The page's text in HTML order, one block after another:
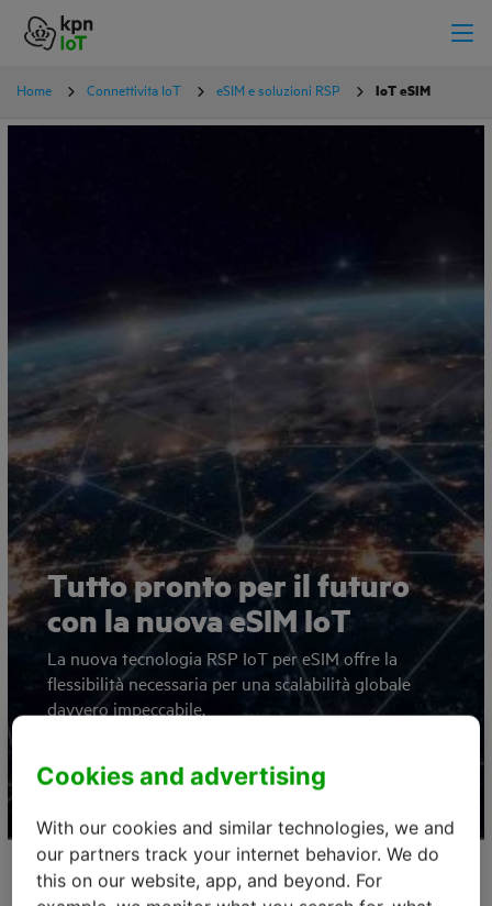
Home Connettivita IoT eSIM e soluzioni RSP IoT eSIM
Tutto pronto per il futuro
con la nuova eSIM IoT
La nuova tecnologia RSP IoT per eSIM offre la
flessibilità necessaria per una scalabilità globale
davvero impeccabile.
Contattaci
Cookies and advertising
With our cookies and similar technologies, we and
our partners track your internet behavior. We do
this on our website, app, and beyond. For